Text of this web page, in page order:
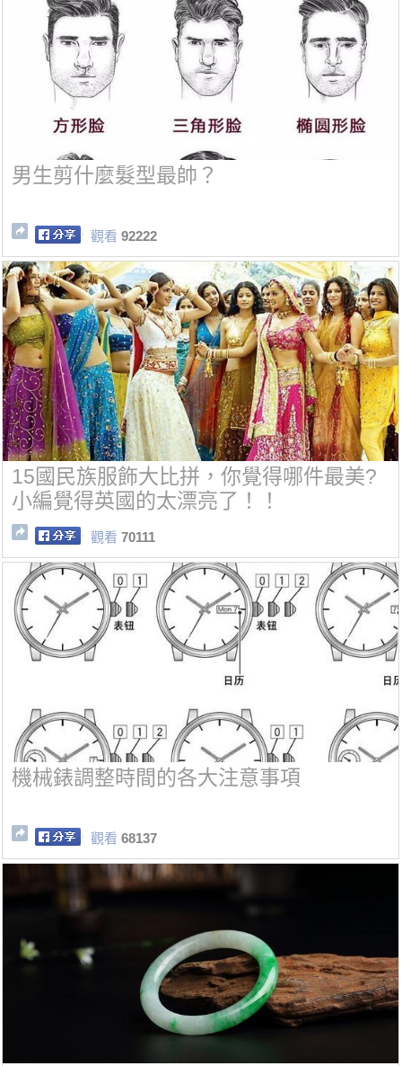
男生剪什麼髮型最帥？
觀看 92222
15國民族服飾大比拼，你覺得哪件最美?
小編覺得英國的太漂亮了！！
觀看 70111
機械錶調整時間的各大注意事項
觀看 68137